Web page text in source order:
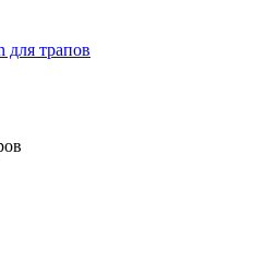
для трапов